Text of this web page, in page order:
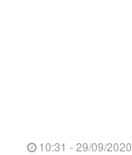
10:31 - 29/09/2020